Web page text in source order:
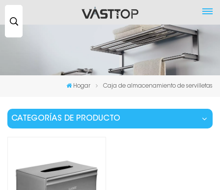
Hogar Caja de almacenamiento de servilletas
CATEGORÍAS DE PRODUCTO